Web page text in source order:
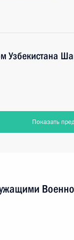
Узбекистана
Показать